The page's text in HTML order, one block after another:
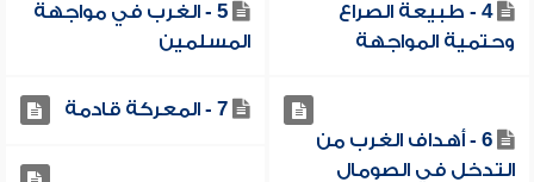
4 - طبيعة الصراع
وحتمية المواجهة
5 - الغرب في مواجهة
المسلمين
6 - أهداف الغرب من
التدخل في الصومال
7 - المعركة قادمة